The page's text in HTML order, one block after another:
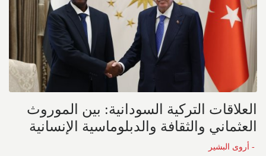
العلاقات التركية السودانية: بين الموروث
العثماني والثقافة والدبلوماسية الإنسانية
- أروى البشير